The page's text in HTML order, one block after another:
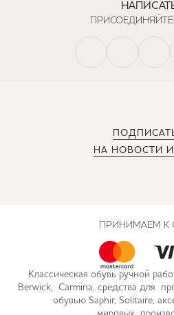
НА НОВОСТИ
Классическая обувь ручной
Berwick, Carmina, средства для
обувью Saphir, Solitaire,
ПРИНИМАЕМ К